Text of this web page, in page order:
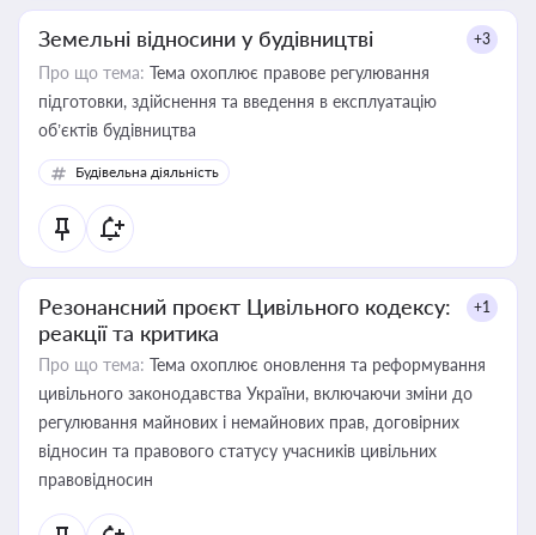
Земельні відносини у будівництві +3
Про що тема: Тема охоплює правове регулювання
підготовки, здійснення та введення в експлуатацію
об’єктів будівництва
Будівельна діяльність
Резонансний проєкт Цивільного кодексу:
реакції та критика
+1
Про що тема: Тема охоплює оновлення та реформування
цивільного законодавства України, включаючи зміни до
регулювання майнових і немайнових прав, договірних
відносин та правового статусу учасників цивільних
правовідносин